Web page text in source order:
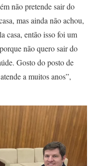
não pretende sair do
mas ainda não achou,
casa, então isso foi um
não quero sair do
Gosto do posto de
a muitos anos”,